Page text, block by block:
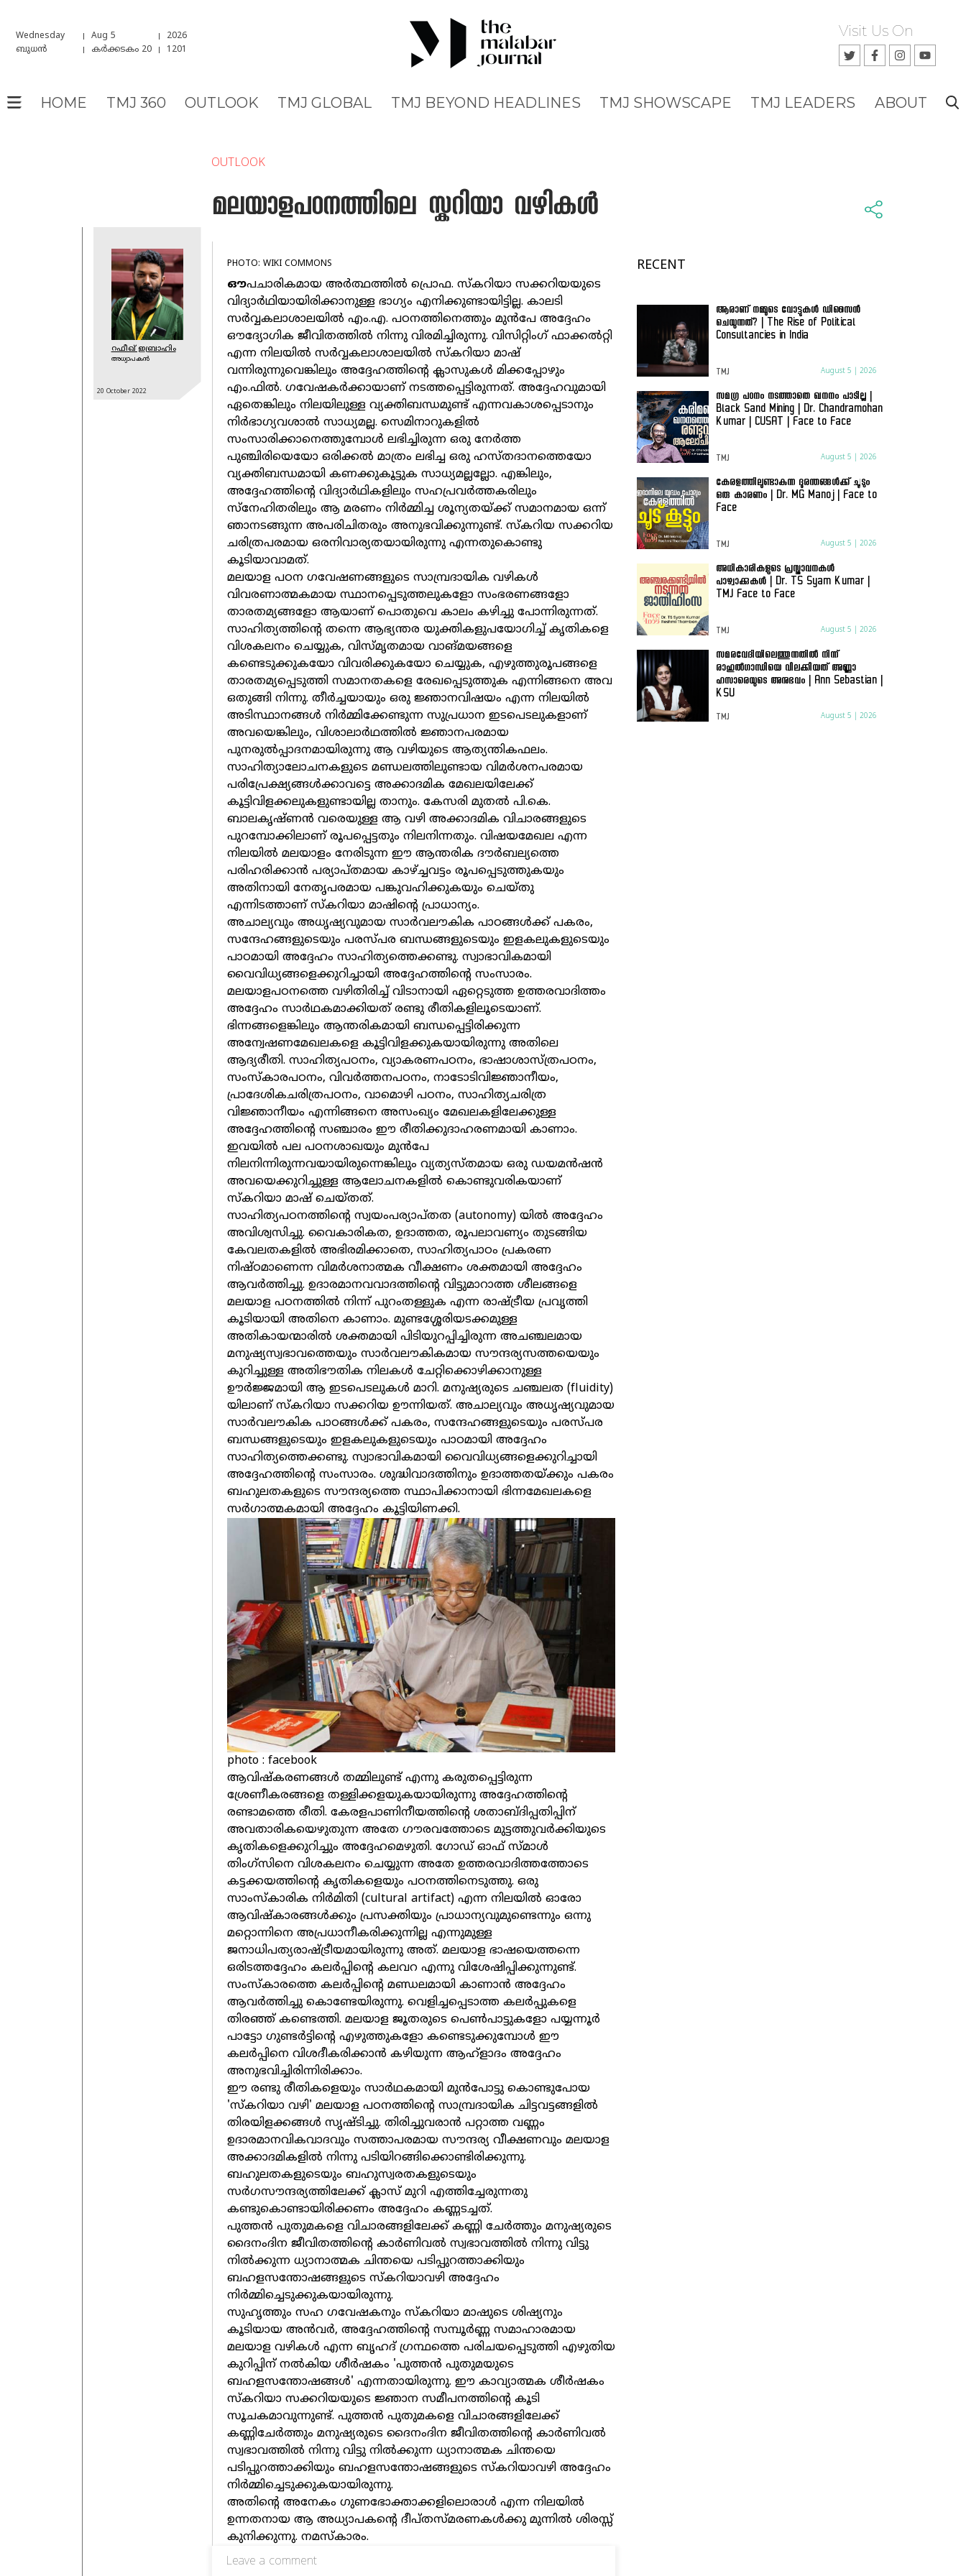
Wednesday Aug 5
2026
ബുധൻ
കർക്കടകം 20 1201
Visit Us On
HOME TMJ 360 OUTLOOK TMJ GLOBAL TMJ BEYOND HEADLINES TMJ SHOWSCAPE TMJ LEADERS ABOUT
OUTLOOK
മലയാളപഠനത്തിലെ സ്കറിയാ വഴികൾ
റഫീഖ് ഇബ്രാഹിം
അധ്യാപകന്‍
20 October2022
PHOTO: WIKI COMMONS
ഔപചാരികമായ അർത്ഥത്തിൽ പ്രൊഫ. സ്കറിയാ സക്കറിയയുടെ
വിദ്യാർഥിയായിരിക്കാനുള്ള ഭാഗ്യം എനിക്കുണ്ടായിട്ടില്ല. കാലടി
സർവ്വകലാശാലയിൽ എം.എ. പഠനത്തിനെത്തും മുൻപേ അദ്ദേഹം
ഔദ്യോഗിക ജീവിതത്തിൽ നിന്നു വിരമിച്ചിരുന്നു. വിസിറ്റിംഗ് ഫാക്കൽറ്റി
എന്ന നിലയിൽ സർവ്വകലാശാലയിൽ സ്കറിയാ മാഷ്
വന്നിരുന്നുവെങ്കിലും അദ്ദേഹത്തിന്റെ ക്ലാസുകൾ മിക്കപ്പോഴും
എം.ഫിൽ. ഗവേഷകർക്കായാണ് നടത്തപ്പെട്ടിരുന്നത്. അദ്ദേഹവുമായി
ഏതെങ്കിലും നിലയിലുള്ള വ്യക്തിബന്ധമുണ്ട് എന്നവകാശപ്പെടാനും
നിർഭാഗ്യവശാൽ സാധ്യമല്ല. സെമിനാറുകളിൽ
സംസാരിക്കാനെത്തുമ്പോൾ ലഭിച്ചിരുന്ന ഒരു നേർത്ത
പുഞ്ചിരിയെയോ ഒരിക്കൽ മാത്രം ലഭിച്ച ഒരു ഹസ്തദാനത്തെയോ
വ്യക്തിബന്ധമായി കണക്കുകൂട്ടുക സാധ്യമല്ലല്ലോ. എങ്കിലും,
അദ്ദേഹത്തിന്റെ വിദ്യാർഥികളിലും സഹപ്രവർത്തകരിലും
സ്നേഹിതരിലും ആ മരണം നിർമ്മിച്ച ശൂന്യതയ്ക്ക് സമാനമായ ഒന്ന്
ഞാനടങ്ങുന്ന അപരിചിതരും അനുഭവിക്കുന്നുണ്ട്. സ്കറിയ സക്കറിയ
ചരിത്രപരമായ ഒരനിവാര്യതയായിരുന്നു എന്നതുകൊണ്ടു
കൂടിയാവാമത്.
മലയാള പഠന ഗവേഷണങ്ങളുടെ സാമ്പ്രദായിക വഴികൾ
വിവരണാത്മകമായ സ്ഥാനപ്പെടുത്തലുകളോ സംഭരണങ്ങളോ
താരതമ്യങ്ങളോ ആയാണ് പൊതുവെ കാലം കഴിച്ചു പോന്നിരുന്നത്.
സാഹിത്യത്തിന്റെ തന്നെ ആഭ്യന്തര യുക്തികളുപയോഗിച്ച് കൃതികളെ
വിശകലനം ചെയ്യുക, വിസ്മൃതമായ വാങ്മയങ്ങളെ
കണ്ടെടുക്കുകയോ വിവരിക്കുകയോ ചെയ്യുക, എഴുത്തുരൂപങ്ങളെ
താരതമ്യപ്പെടുത്തി സമാനതകളെ രേഖപ്പെടുത്തുക എന്നിങ്ങനെ അവ
ഒതുങ്ങി നിന്നു. തീർച്ചയായും ഒരു ജ്ഞാനവിഷയം എന്ന നിലയിൽ
അടിസ്ഥാനങ്ങൾ നിർമ്മിക്കേണ്ടുന്ന സുപ്രധാന ഇടപെടലുകളാണ്
അവയെങ്കിലും, വിശാലാർഥത്തിൽ ജ്ഞാനപരമായ
പുനരുൽപ്പാദനമായിരുന്നു ആ വഴിയുടെ ആത്യന്തികഫലം.
സാഹിത്യാലോചനകളുടെ മണ്ഡലത്തിലുണ്ടായ വിമർശനപരമായ
പരിപ്രേക്ഷ്യങ്ങൾക്കാവട്ടെ അക്കാദമിക മേഖലയിലേക്ക്
കൂട്ടിവിളക്കലുകളുണ്ടായില്ല താനും. കേസരി മുതൽ പി.കെ.
ബാലകൃഷ്ണൻ വരെയുള്ള ആ വഴി അക്കാദമിക വിചാരങ്ങളുടെ
പുറമ്പോക്കിലാണ് രൂപപ്പെട്ടതും നിലനിന്നതും. വിഷയമേഖല എന്ന
നിലയിൽ മലയാളം നേരിടുന്ന ഈ ആന്തരിക ദൗർബല്യത്തെ
പരിഹരിക്കാൻ പര്യാപ്തമായ കാഴ്ച്ചവട്ടം രൂപപ്പെടുത്തുകയും
അതിനായി നേതൃപരമായ പങ്കുവഹിക്കുകയും ചെയ്തു
എന്നിടത്താണ് സ്കറിയാ മാഷിന്റെ പ്രാധാന്യം.
അചാല്യവും അധൃഷ്യവുമായ സാർവലൗകിക പാഠങ്ങൾക്ക് പകരം,
സന്ദേഹങ്ങളുടെയും പരസ്പര ബന്ധങ്ങളുടെയും ഇളകലുകളുടെയും
പാഠമായി അദ്ദേഹം സാഹിത്യത്തെക്കണ്ടു. സ്വാഭാവികമായി
വൈവിധ്യങ്ങളെക്കുറിച്ചായി അദ്ദേഹത്തിന്റെ സംസാരം.
മലയാളപഠനത്തെ വഴിതിരിച്ച് വിടാനായി ഏറ്റെടുത്ത ഉത്തരവാദിത്തം
അദ്ദേഹം സാർഥകമാക്കിയത് രണ്ടു രീതികളിലൂടെയാണ്.
ഭിന്നങ്ങളെങ്കിലും ആന്തരികമായി ബന്ധപ്പെട്ടിരിക്കുന്ന
അന്വേഷണമേഖലകളെ കൂട്ടിവിളക്കുകയായിരുന്നു അതിലെ
ആദ്യരീതി. സാഹിത്യപഠനം, വ്യാകരണപഠനം, ഭാഷാശാസ്ത്രപഠനം,
സംസ്കാരപഠനം, വിവർത്തനപഠനം, നാടോടിവിജ്ഞാനീയം,
പ്രാദേശികചരിത്രപഠനം, വാമൊഴി പഠനം, സാഹിത്യചരിത്ര
വിജ്ഞാനീയം എന്നിങ്ങനെ അസംഖ്യം മേഖലകളിലേക്കുള്ള
അദ്ദേഹത്തിന്റെ സഞ്ചാരം ഈ രീതിക്കുദാഹരണമായി കാണാം.
ഇവയിൽ പല പഠനശാഖയും മുൻപേ
നിലനിന്നിരുന്നവയായിരുന്നെങ്കിലും വ്യത്യസ്തമായ ഒരു ഡയമൻഷൻ
അവയെക്കുറിച്ചുള്ള ആലോചനകളിൽ കൊണ്ടുവരികയാണ്
സ്കറിയാ മാഷ് ചെയ്തത്.
സാഹിത്യപഠനത്തിന്റെ സ്വയംപര്യാപ്തത (autonomy) യിൽ അദ്ദേഹം
അവിശ്വസിച്ചു. വൈകാരികത, ഉദാത്തത, രൂപലാവണ്യം തുടങ്ങിയ
കേവലതകളിൽ അഭിരമിക്കാതെ, സാഹിത്യപാഠം പ്രകരണ
നിഷ്ഠമാണെന്ന വിമർശനാത്മക വീക്ഷണം ശക്തമായി അദ്ദേഹം
ആവർത്തിച്ചു. ഉദാരമാനവവാദത്തിന്റെ വിട്ടുമാറാത്ത ശീലങ്ങളെ
മലയാള പഠനത്തിൽ നിന്ന് പുറംതള്ളുക എന്ന രാഷ്ട്രീയ പ്രവൃത്തി
കൂടിയായി അതിനെ കാണാം. മുണ്ടശ്ശേരിയടക്കമുള്ള
അതികായന്മാരിൽ ശക്തമായി പിടിയുറപ്പിച്ചിരുന്ന അചഞ്ചലമായ
മനുഷ്യസ്വഭാവത്തെയും സാർവലൗകികമായ സൗന്ദര്യസത്തയെയും
കുറിച്ചുള്ള അതിഭൗതിക നിലകൾ ചേറ്റിക്കൊഴിക്കാനുള്ള
ഊർജ്ജമായി ആ ഇടപെടലുകൾ മാറി. മനുഷ്യരുടെ ചഞ്ചലത (fluidity)
യിലാണ് സ്കറിയാ സക്കറിയ ഊന്നിയത്. അചാല്യവും അധൃഷ്യവുമായ
സാർവലൗകിക പാഠങ്ങൾക്ക് പകരം, സന്ദേഹങ്ങളുടെയും പരസ്പര
ബന്ധങ്ങളുടെയും ഇളകലുകളുടെയും പാഠമായി അദ്ദേഹം
സാഹിത്യത്തെക്കണ്ടു. സ്വാഭാവികമായി വൈവിധ്യങ്ങളെക്കുറിച്ചായി
അദ്ദേഹത്തിന്റെ സംസാരം. ശുദ്ധിവാദത്തിനും ഉദാത്തതയ്ക്കും പകരം
ബഹുലതകളുടെ സൗന്ദര്യത്തെ സ്ഥാപിക്കാനായി ഭിന്നമേഖലകളെ
സർഗാത്മകമായി അദ്ദേഹം കൂട്ടിയിണക്കി.
photo : facebook
ആവിഷ്കരണങ്ങൾ തമ്മിലുണ്ട് എന്നു കരുതപ്പെട്ടിരുന്ന
ശ്രേണീകരങ്ങളെ തള്ളിക്കളയുകയായിരുന്നു അദ്ദേഹത്തിന്റെ
രണ്ടാമത്തെ രീതി. കേരളപാണിനീയത്തിന്റെ ശതാബ്ദിപ്പതിപ്പിന്
അവതാരികയെഴുതുന്ന അതേ ഗൗരവത്തോടെ മുട്ടത്തുവർക്കിയുടെ
കൃതികളെക്കുറിച്ചും അദ്ദേഹമെഴുതി. ഗോഡ് ഓഫ് സ്മാൾ
തിംഗ്സിനെ വിശകലനം ചെയ്യുന്ന അതേ ഉത്തരവാദിത്തത്തോടെ
കട്ടക്കയത്തിന്റെ കൃതികളെയും പഠനത്തിനെടുത്തു. ഒരു
സാംസ്കാരിക നിർമിതി (cultural artifact) എന്ന നിലയിൽ ഓരോ
ആവിഷ്കാരങ്ങൾക്കും പ്രസക്തിയും പ്രാധാന്യവുമുണ്ടെന്നും ഒന്നു
മറ്റൊന്നിനെ അപ്രധാനീകരിക്കുന്നില്ല എന്നുമുള്ള
ജനാധിപത്യരാഷ്ട്രീയമായിരുന്നു അത്. മലയാള ഭാഷയെത്തന്നെ
ഒരിടത്തദ്ദേഹം കലർപ്പിന്റെ കലവറ എന്നു വിശേഷിപ്പിക്കുന്നുണ്ട്.
സംസ്കാരത്തെ കലർപ്പിന്റെ മണ്ഡലമായി കാണാൻ അദ്ദേഹം
ആവർത്തിച്ചു കൊണ്ടേയിരുന്നു. വെളിച്ചപ്പെടാത്ത കലർപ്പുകളെ
തിരഞ്ഞ് കണ്ടെത്തി. മലയാള ജൂതരുടെ പെൺപാട്ടുകളോ പയ്യന്നൂർ
പാട്ടോ ഗുണ്ടർട്ടിന്റെ എഴുത്തുകളോ കണ്ടെടുക്കുമ്പോൾ ഈ
കലർപ്പിനെ വിശദീകരിക്കാൻ കഴിയുന്ന ആഹ്‌ളാദം അദ്ദേഹം
അനുഭവിച്ചിരിന്നിരിക്കാം.
ഈ രണ്ടു രീതികളെയും സാർഥകമായി മുൻപോട്ടു കൊണ്ടുപോയ
'സ്കറിയാ വഴി' മലയാള പഠനത്തിന്റെ സാമ്പ്രദായിക ചിട്ടവട്ടങ്ങളിൽ
തിരയിളക്കങ്ങൾ സൃഷ്ടിച്ചു. തിരിച്ചുവരാൻ പറ്റാത്ത വണ്ണം
ഉദാരമാനവികവാദവും സത്താപരമായ സൗന്ദര്യ വീക്ഷണവും മലയാള
അക്കാദമികളിൽ നിന്നു പടിയിറങ്ങിക്കൊണ്ടിരിക്കുന്നു.
ബഹുലതകളുടെയും ബഹുസ്വരതകളുടെയും
സർഗസൗന്ദര്യത്തിലേക്ക് ക്ലാസ് മുറി എത്തിച്ചേരുന്നതു
കണ്ടുകൊണ്ടായിരിക്കണം അദ്ദേഹം കണ്ണടച്ചത്.
പുത്തൻ പുതുമകളെ വിചാരങ്ങളിലേക്ക് കണ്ണി ചേർത്തും മനുഷ്യരുടെ
ദൈനംദിന ജീവിതത്തിന്റെ കാർണിവൽ സ്വഭാവത്തിൽ നിന്നു വിട്ടു
നിൽക്കുന്ന ധ്യാനാത്മക ചിന്തയെ പടിപ്പുറത്താക്കിയും
ബഹളസന്തോഷങ്ങളുടെ സ്കറിയാവഴി അദ്ദേഹം
നിർമ്മിച്ചെടുക്കുകയായിരുന്നു.
സുഹൃത്തും സഹ ഗവേഷകനും സ്കറിയാ മാഷുടെ ശിഷ്യനും
കൂടിയായ അൻവർ, അദ്ദേഹത്തിന്റെ സമ്പൂർണ്ണ സമാഹാരമായ
മലയാള വഴികൾ എന്ന ബൃഹദ് ഗ്രന്ഥത്തെ പരിചയപ്പെടുത്തി എഴുതിയ
കുറിപ്പിന് നൽകിയ ശീർഷകം 'പുത്തൻ പുതുമയുടെ
ബഹളസന്തോഷങ്ങൾ' എന്നതായിരുന്നു. ഈ കാവ്യാത്മക ശീർഷകം
സ്കറിയാ സക്കറിയയുടെ ജ്ഞാന സമീപനത്തിന്റെ കൂടി
സൂചകമാവുന്നുണ്ട്. പുത്തൻ പുതുമകളെ വിചാരങ്ങളിലേക്ക്
കണ്ണിചേർത്തും മനുഷ്യരുടെ ദൈനംദിന ജീവിതത്തിന്റെ കാർണിവൽ
സ്വഭാവത്തിൽ നിന്നു വിട്ടു നിൽക്കുന്ന ധ്യാനാത്മക ചിന്തയെ
പടിപ്പുറത്താക്കിയും ബഹളസന്തോഷങ്ങളുടെ സ്കറിയാവഴി അദ്ദേഹം
നിർമ്മിച്ചെടുക്കുകയായിരുന്നു.
അതിന്റെ അനേകം ഗുണഭോക്താക്കളിലൊരാൾ എന്ന നിലയിൽ
ഉന്നതനായ ആ അധ്യാ‌പകന്റെ ദീപ്തസ്മരണകൾക്കു മുന്നിൽ ശിരസ്സ്
കുനിക്കുന്നു. നമസ്കാരം.
RECENT
ആരാണ് നമ്മുടെ വോട്ടുകൾ ഡിസൈൻ
ചെയുന്നത്? | The Rise of Political
Consultancies in India
TMJ August 5 | 2026
സമഗ്ര പഠനം നടത്താതെ ഖനനം പാടില്ല |
Black Sand Mining | Dr. Chandramohan
Kumar | CUSAT | Face to Face
TMJ August 5 | 2026
കേരളത്തിലുണ്ടാകുന്ന ദുരന്തങ്ങൾക്ക് ചൂടും
ഒരു കാരണം | Dr. MG Manoj | Face to
Face
TMJ August 5 | 2026
അധികാരികളുടെ പ്രസ്താവനകൾ
പാഴ്വാക്കുകൾ | Dr. TS Syam Kumar |
TMJ Face to Face
TMJ August 5 | 2026
സമരവേദിയിലെത്തുന്നതിൽ നിന്ന്
രാഹുൽഗാന്ധിയെ വിലക്കിയത് അണ്ണാ
ഹസാരെയുടെ അനുഭവം | Ann Sebastian |
KSU
TMJ August 5 | 2026
Leave a comment